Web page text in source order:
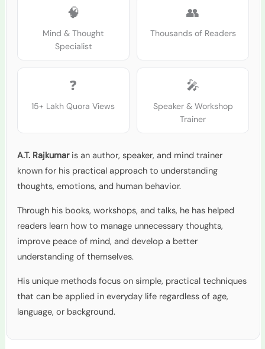
🧠
Mind & Thought
Specialist
👥
Thousands of Readers
❓
15+ Lakh Quora Views
🎤
Speaker & Workshop
Trainer
A.T. Rajkumaris an author, speaker, and mind trainer
known for his practical approach to understanding
thoughts, emotions, and human behavior.
Through his books, workshops, and talks, he has helped
readers learn how to manage unnecessary thoughts,
improve peace of mind, and develop a better
understanding of themselves.
His unique methods focus on simple, practical techniques
that can be applied in everyday life regardless of age,
language, or background.